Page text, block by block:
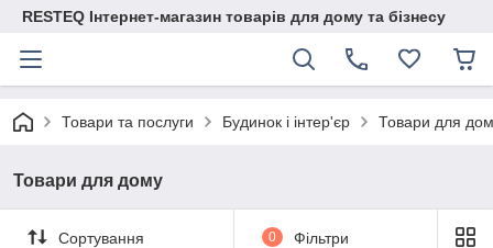
RESTEQ Інтернет-магазин товарів для дому та бізнесу
Товари та послуги Будинок і інтер'єр Товари для
Товари для дому
Сортування 0 Фільтри